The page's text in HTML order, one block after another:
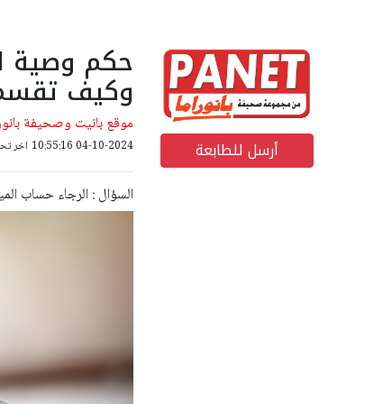
أرسل للطابعة
حكم وصية
وكيف
موقع بانيت وصحيفة
04-10-2024 10:55:16 اخر تحديث: 05-
السؤال : الرجاء حساب